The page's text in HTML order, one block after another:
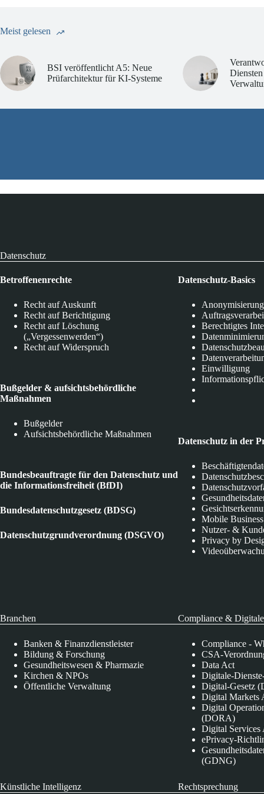
Meist gelesen
BSI veröffentlicht A5: Neue
Prüfarchitektur für KI-Systeme
Datenschutz
Betroffenenrechte
Recht auf Auskunft
Recht auf Berichtigung
Recht auf Löschung
(„Vergessenwerden“)
Recht auf Widerspruch
Bußgelder & aufsichtsbehördliche
Maßnahmen
Bußgelder
Aufsichtsbehördliche Maßnahmen
Bundesbeauftragte für den Datenschutz und
die Informationsfreiheit (BfDI)
Bundesdatenschutzgesetz (BDSG)
Datenschutzgrundverordnung (DSGVO)
Datenschutz-Basics
Berechtigtes
Einwilligung
Datenschutz in der
Mobile Business
Nutzer- &
Privacy by
Branchen
Banken & Finanzdienstleister
Bildung & Forschung
Gesundheitswesen & Pharmazie
Kirchen & NPOs
Öffentliche Verwaltung
Compliance &
Compliance -
CSA-
Data Act
Digitale-
Digital-Gesetz
Digital Markets
Digital
(DORA)
Digital
ePrivacy-
(GDNG)
Künstliche Intelligenz Rechtsprechung